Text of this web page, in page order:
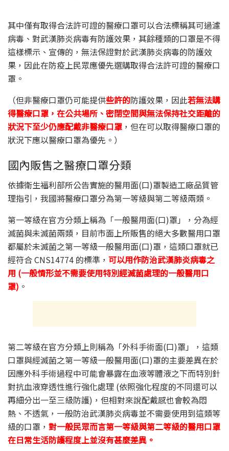
其中僅有取得合法許可證的醫療口罩可以合法標稱其可過濾
病毒、對武漢肺炎病毒有防護效果，其餘種類的口罩是不得
這樣標示、宣傳的，無法保證對於武漢肺炎病毒的防護效
果，因此在防疫上民眾應優先選購取得合法許可證的醫療口
罩。
（但非醫療口罩仍可能提供些許的防護效果，因此若無法購
得醫療口罩，在公共場所、密閉空間與無法保持社交距離的
狀況下至少仍應配戴非醫療口罩 ，但在可以取得醫療口罩的
狀況下應以醫療口罩為優先。）
國內販售之醫療口罩分類
依據衛生福利部所公告實施的醫用面(口)罩製造工廠品質管
理指引，我國將醫療口罩分為第一等級與第二等級兩類。
第一等級在官方分類上稱為「一般醫用面(口)罩」，分為經
滅菌與未滅菌兩類，目前市面上所販售的絕大多數醫用口罩
都屬於未滅菌之第一等級一般醫用面(口)罩，這類口罩就已
經符合 CNS14774 的標準， 可以用作防治武漢肺炎病毒之
用 (一般情形並不需要使用特別經滅菌處理的一般醫用口
罩) 。
第二等級在官方分類上則稱為「外科手術面(口)罩」，這類
口罩與經滅菌之第一等級一般醫用面(口)罩的主要差異在於
因應外科手術過程中可能會暴露在血液等體液之下而特別針
對抗血液穿透性進行強化處理 (依照強化程度的不同還可以
再細分出一至三級防護)，但相對來說配戴感也會較為悶
熱、不透氣，一般防治武漢肺炎病毒並不需要使用到這類等
級的口罩， 對一般民眾而言第一等級與第二等級的醫用口罩
在日常生活防護程度上並沒有甚麼差異。